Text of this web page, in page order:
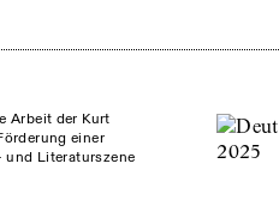
Arbeit der Kurt
einer
und Literaturszene